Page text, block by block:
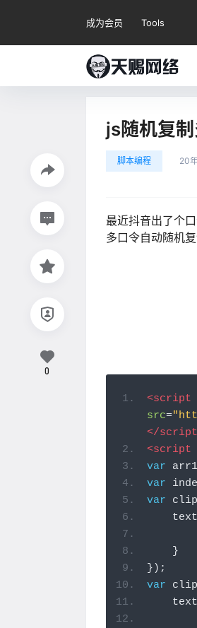
成为会员 Tools
js随机复
脚本编程 20
最近抖音出了个
多口令自动随机
<script
src=
</
<script
var
var
var
    text
}
});
var
    text
0